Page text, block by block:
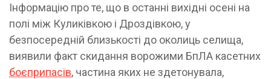
Інформацію про те, що в останні вихідні осені на
полі між Куликівкою і Дроздівкою, у
безпосередній близькості до околиць селища,
виявили факт скидання ворожими БпЛА касетних
боєприпасів, частина яких не здетонувала,